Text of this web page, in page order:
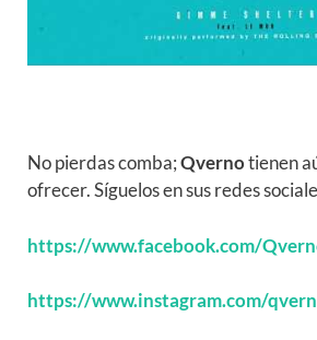
No pierdas comba;Qvernotienen
ofrecer. Síguelos en sus redes
https://www.facebook.com/
https://www.instagram.com/